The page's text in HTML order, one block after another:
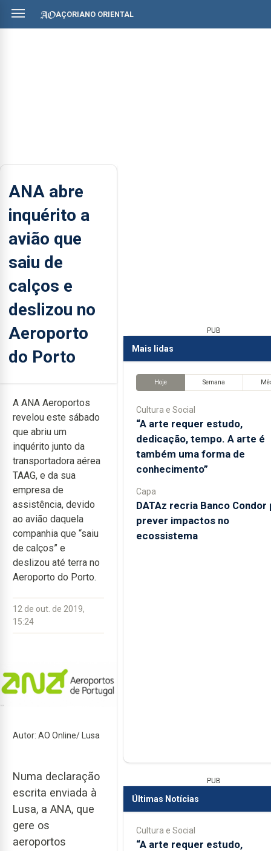
AÇORIANO ORIENTAL
ANA abre
inquérito a
avião que
saiu de
calços e
deslizou no
Aeroporto
do Porto
A ANA Aeroportos
revelou este sábado
que abriu um
inquérito junto da
transportadora aérea
TAAG, e da sua
empresa de
assistência, devido
ao avião daquela
companhia que “saiu
de calços” e
deslizou até terra no
Aeroporto do Porto.
12 de out. de 2019,
15:24
Autor: AO Online/ Lusa
Numa declaração
escrita enviada à
Lusa, a ANA, que
gere os
aeroportos
PUB
Mais lidas
Hoje Semana
Cultura e Social
“A arte requer estudo,
dedicação, tempo. A arte é
também uma forma de
conhecimento”
Capa
DATAz recria Banco Condor
prever impactos no
ecossistema
PUB
Últimas Notícias
Cultura e Social
“A arte requer estudo,